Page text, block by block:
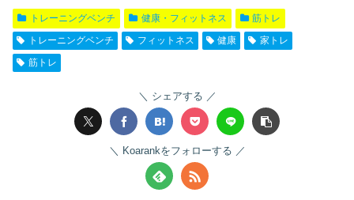
トレーニングベンチ 健康・フィットネス
筋トレ
トレーニングベンチ
フィットネス 健康
家トレ
筋トレ
シェアする
Koarankをフォローする